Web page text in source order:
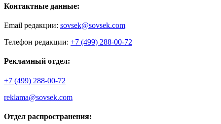
Контактные данные:
Email редакции: sovsek@sovsek.com
Телефон редакции: +7 (499) 288-00-72
Рекламный отдел:
+7 (499) 288-00-72
reklama@sovsek.com
Отдел распространения: